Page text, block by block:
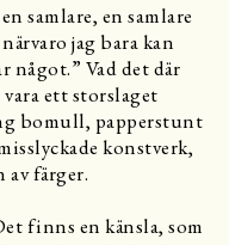
samlare, en samlare
jag bara kan
något.” Vad det där
ett storslaget
bomull, papperstunt
konstverk,
färger.
finns en känsla, som